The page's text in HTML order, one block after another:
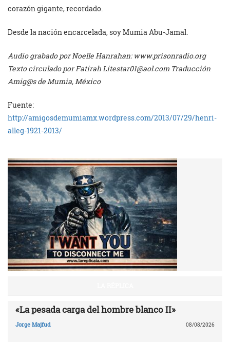
corazón gigante, recordado.
Desde la nación encarcelada, soy Mumia Abu-Jamal.
Audio grabado por Noelle Hanrahan: www.prisonradio.org
Texto circulado por FatirahLitestar01@aol.com Traducción
Amig@s de Mumia, México
Fuente:
http://amigosdemumiamx.wordpress.com/2013/07/29/henri-
alleg-1921-2013/
«La pesada carga del hombre blanco II»
Jorge Majfud 08/08/2026